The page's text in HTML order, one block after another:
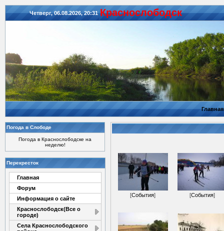
Четверг, 06.08.2026, 20:31 Красноcлободск
Главная
Погода в Слободе
Погода в Краснослободске на
неделю!
Перекресток
Главная
Форум
Информация о сайте
Краснослободск(Все о
городе)
Села Краснослободского
[События] [События]